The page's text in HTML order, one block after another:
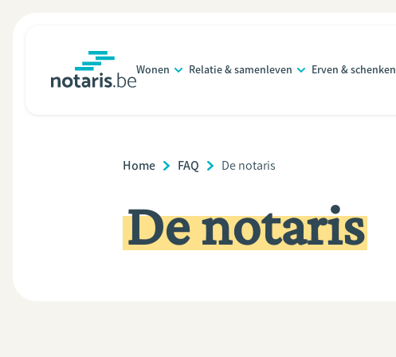
Wonen Relatie & samenleven Erven & schenken
Home FAQ
Current
De notaris
De notaris